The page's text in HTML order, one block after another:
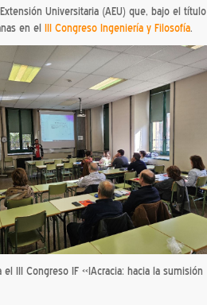
Universitaria (AEU) que, bajo el título
en el
III Congreso Ingeniería y Filosofía.
III Congreso IF «IAcracia: hacia la sumisión